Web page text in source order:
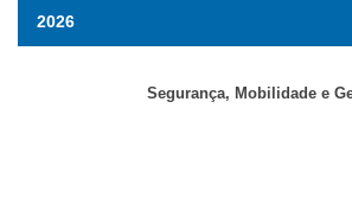
2026
Segurança, Mobilidade e